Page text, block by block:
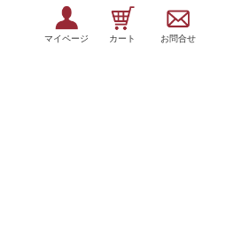
マイページ カート お問合せ